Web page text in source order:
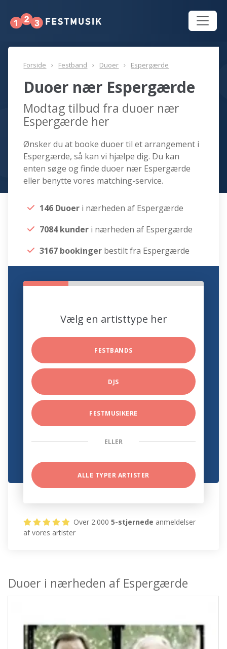
Forside Festband Duoer Espergærde
Duoer nær Espergærde
Modtag tilbud fra duoer nær
Espergærde her
Ønsker du at booke duoer til et arrangement i
Espergærde, så kan vi hjælpe dig. Du kan
enten søge og finde duoer nær Espergærde
eller benytte vores matching-service.
146 Duoer i nærheden af Espergærde
7084 kunder i nærheden af Espergærde
3167 bookinger bestilt fra Espergærde
Vælg en artisttype her
FESTBANDS
DJS
FESTMUSIKERE
ELLER
ALLE TYPER ARTISTER
Over 2.0005-stjernede anmeldelser
af vores artister
Duoer i nærheden af Espergærde